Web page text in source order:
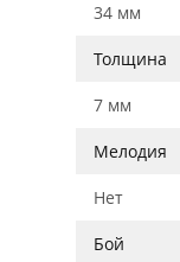
34 мм
Толщина
7 мм
Мелодия
Нет
Бой